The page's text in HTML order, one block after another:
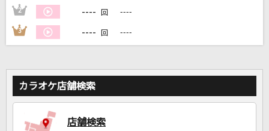
家族や友達と一緒に！練習にも！
2 ---- 回 ----
3 ---- 回 ----
カラオケ店舗検索
店舗検索